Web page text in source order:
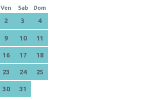
Ven Sab Dom
2 3 4
9 10 11
16 17 18
23 24 25
30 31